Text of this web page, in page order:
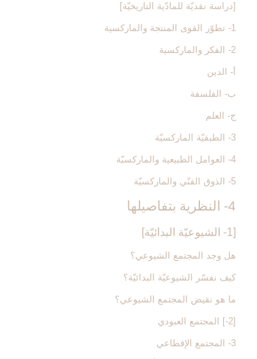
[دراسة نقديّة للمادّية التاريخيّة]
1- تطوّر القوى المنتجة والماركسية
2- الفكر والماركسية
أ- الدين
ب- الفلسفة
ج- العلم
3- الطبقيّة الماركسيّة
4- العوامل الطبيعية والماركسيّة
5- الذوق الفنّي والماركسيّة
4- النظرية بتفاصيلها
[1- الشيوعيّة البدائيّة]
هل وجد المجتمع الشيوعي؟
كيف نفسّر الشيوعيّة البدائيّة؟
ما هو نقيض المجتمع الشيوعي؟
[2-] المجتمع العبودي‏
3- المجتمع الإقطاعي‏